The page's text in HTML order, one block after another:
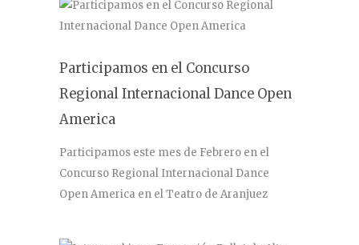
Participamos en el Concurso
Regional Internacional Dance Open
America
Participamos este mes de Febrero en el
Concurso Regional Internacional Dance
Open America en el Teatro de Aranjuez